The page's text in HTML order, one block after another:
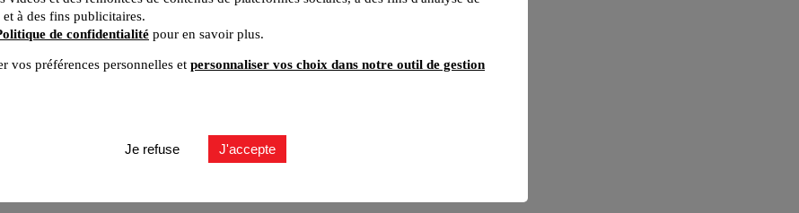
à des fins publicitaires.
de confidentialité pour en savoir plus.
vos préférences personnelles et personnaliser vos choix dans notre outil de gestion
Je refuse J'accepte